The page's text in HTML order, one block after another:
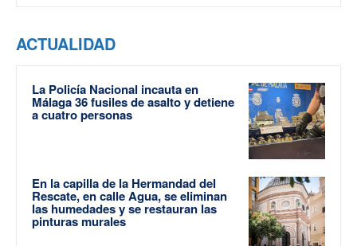
ACTUALIDAD
La Policía Nacional incauta en
Málaga 36 fusiles de asalto y detiene
a cuatro personas
En la capilla de la Hermandad del
Rescate, en calle Agua, se eliminan
las humedades y se restauran las
pinturas murales